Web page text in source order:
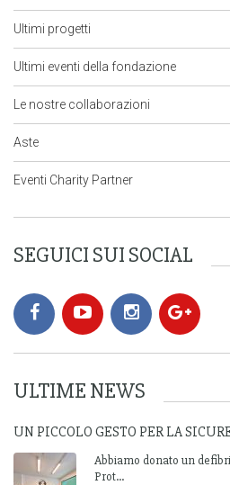
Ultimi progetti
Ultimi eventi della fondazione
Le nostre collaborazioni
Aste
Eventi Charity Partner
SEGUICI SUI SOCIAL
ULTIME NEWS
UN PICCOLO GESTO PER LA
Abbiamo donato un
Prot...